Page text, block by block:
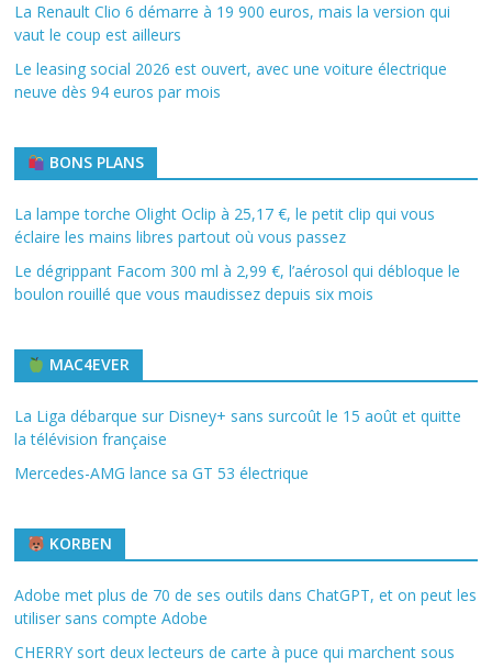
La Renault Clio 6 démarre à 19 900 euros, mais la version qui
vaut le coup est ailleurs
Le leasing social 2026 est ouvert, avec une voiture électrique
neuve dès 94 euros par mois
BONS PLANS
La lampe torche Olight Oclip à 25,17 €, le petit clip qui vous
éclaire les mains libres partout où vous passez
Le dégrippant Facom 300 ml à 2,99 €, l’aérosol qui débloque le
boulon rouillé que vous maudissez depuis six mois
MAC4EVER
La Liga débarque sur Disney+ sans surcoût le 15 août et quitte
la télévision française
Mercedes-AMG lance sa GT 53 électrique
KORBEN
Adobe met plus de 70 de ses outils dans ChatGPT, et on peut les
utiliser sans compte Adobe
CHERRY sort deux lecteurs de carte à puce qui marchent sous